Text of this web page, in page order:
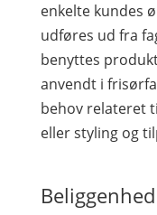
enkelte kundes
udføres ud fra
benyttes
anvendt i
behov relateret
eller styling og
Beliggenhed